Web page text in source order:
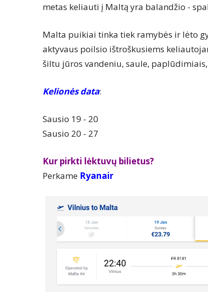
metas keliauti į Maltą yra balandžio -
Malta puikiai tinka tiek ramybės ir lėto
aktyvaus poilsio ištroškusiems
šiltu jūros vandeniu, saule,
Kelionės data:
Sausio 19 - 20
Sausio 20 - 27
Kur pirkti lėktuvų bilietus?
Perkame Ryanair